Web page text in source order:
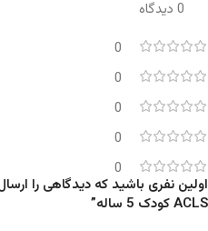
0 دیدگاه
0
0
0
0
0
اولین نفری باشید که دیدگاهی را
ACLS کودک 5 ساله”